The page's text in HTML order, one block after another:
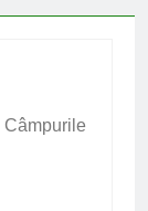
Câmpurile